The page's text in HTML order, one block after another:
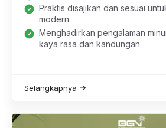
Praktis disajikan dan sesuai
modern.
Menghadirkan pengalaman
kaya rasa dan kandungan.
Selangkapnya